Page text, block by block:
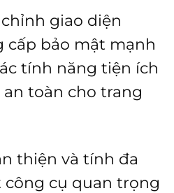
giao diện
cấp bảo mật mạnh
tính năng tiện ích
toàn cho trang
thiện và tính đa
công cụ quan trọng